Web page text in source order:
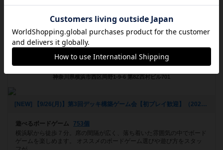
ル ...
フォローする
BoardGameCafe&Bar 227
神奈川県横浜市西区岡野1-9-6 第8Z西村ビル701
[NEW] 【9/26(月)】第3回デッキ構築ゲーム会【初プレイ歓迎】（2022年09月11日 20時39分）
遊べるボードゲーム
753個
横浜駅から徒歩７分。席の間隔が広く、落ち着いた雰囲気の中でボード
ゲームを楽しめます。 オススメのボードゲーム選びや遊び方をスタッ